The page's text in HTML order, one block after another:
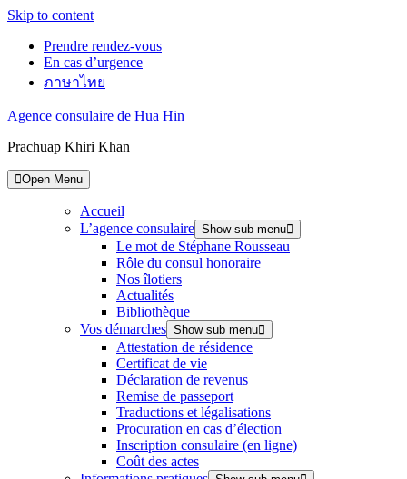
Skip to content
Prendre rendez-vous
En cas d’urgence
ภาษาไทย
Agence consulaire de Hua Hin
Prachuap Khiri Khan
Open Menu
Accueil
L’agence consulaire Show sub menu
Le mot de Stéphane Rousseau
Rôle du consul honoraire
Nos îlotiers
Actualités
Bibliothèque
Vos démarches Show sub menu
Attestation de résidence
Certificat de vie
Déclaration de revenus
Remise de passeport
Traductions et légalisations
Procuration en cas d’élection
Inscription consulaire (en ligne)
Coût des actes